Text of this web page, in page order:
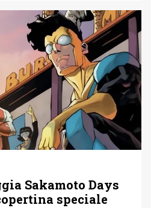
un nuovo inizio per la serie
Sakamoto Days
speciale